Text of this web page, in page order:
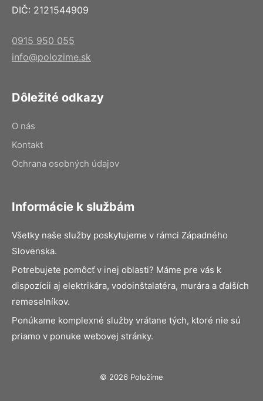
DIČ: 2121544909
0915 950 055
info@polozime.sk
Dôležité odkazy
O nás
Kontakt
Ochrana osobných údajov
Informácie k službám
Všetky naše služby poskytujeme v rámci Západného
Slovenska.
Potrebujete pomôcť v inej oblasti? Máme pre vás k
dispozícii aj elektrikára, vodoinštalatéra, murára a ďalších
remeselníkov.
Ponúkame komplexné služby vrátane tých, ktoré nie sú
priamo v ponuke webovej stránky.
© 2026 Položíme